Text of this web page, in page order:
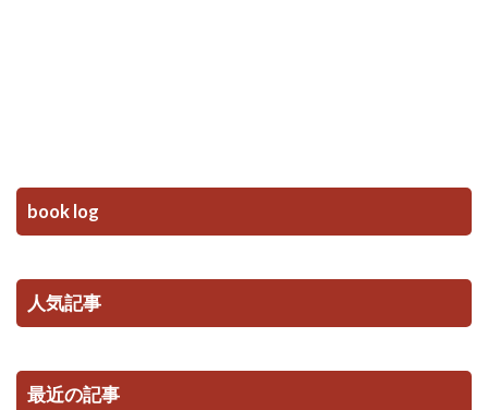
book log
人気記事
最近の記事